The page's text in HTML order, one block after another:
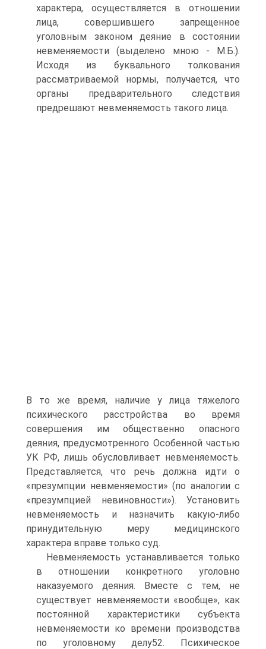
характера, осуществляется в отношении
лица, совершившего запрещенное
уголовным законом деяние в состоянии
невменяемости (выделено мною - М.Б.).
Исходя из буквального толкования
рассматриваемой нормы, получается, что
органы предварительного следствия
предрешают невменяемость такого лица.
В то же время, наличие у лица тяжелого
психического расстройства во время
совершения им общественно опасного
деяния, предусмотренного Особенной частью
УК РФ, лишь обусловливает невменяемость.
Представляется, что речь должна идти о
«презумпции невменяемости» (по аналогии с
«презумпцией невиновности»). Установить
невменяемость и назначить какую-либо
принудительную меру медицинского
характера вправе только суд.
Невменяемость устанавливается только
в отношении конкретного уголовно
наказуемого деяния. Вместе с тем, не
существует невменяемости «вообще», как
постоянной характеристики субъекта
невменяемости ко времени производства
по уголовному делу52. Психическое